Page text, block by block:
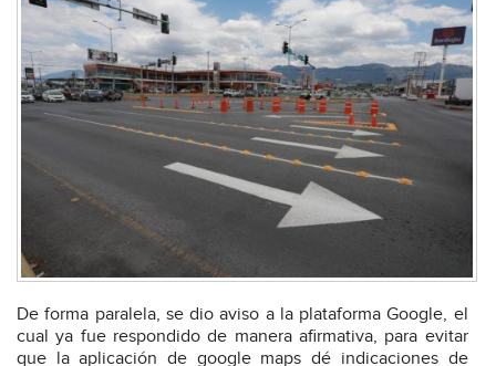
De forma paralela, se dio aviso a la plataforma Google, el
cual ya fue respondido de manera afirmativa, para evitar
que la aplicación de google maps dé indicaciones de